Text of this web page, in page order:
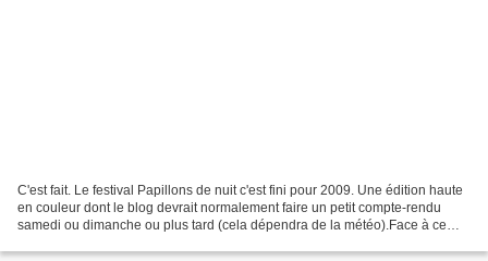
C'est fait. Le festival Papillons de nuit c'est fini pour 2009. Une édition haute
en couleur dont le blog devrait normalement faire un petit compte-rendu
samedi ou dimanche ou plus tard (cela dépendra de la météo).Face à ce